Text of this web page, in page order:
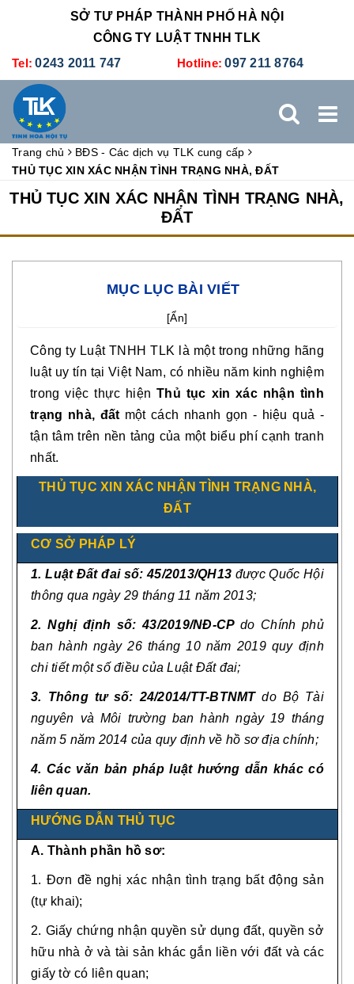
SỞ TƯ PHÁP THÀNH PHỐ HÀ NỘI
CÔNG TY LUẬT TNHH TLK
Tel: 0243 2011 747 Hotline: 097 211 8764
TRANG CHỦ GIỚI THIỆU DỊCH VỤ PHÁP LÝ
XÚC TIẾN THƯƠNG MẠI
BẢNG GIÁ ĐÀO TẠO TUYỂN DỤNG LIÊN HỆ
Trang chủ
BĐS - Các dịch vụ TLK cung cấp
THỦ TỤC XIN XÁC NHẬN TÌNH TRẠNG NHÀ, ĐẤT
THỦ TỤC XIN XÁC NHẬN TÌNH TRẠNG NHÀ,
ĐẤT
MỤC LỤC BÀI VIẾT
[Ẩn]
Công ty LuậtTNHHTLK là một trong những hãng
luật uy tín tại Việt Nam, có nhiều năm kinh nghiệm
trong việc thực hiện Thủ tục xin xác nhận tình
trạng nhà, đất một cách nhanh gọn - hiệu quả -
tận tâm trên nền tảng của một biểu phí cạnh tranh
nhất.
THỦ TỤC XIN XÁC NHẬN TÌNH TRẠNG NHÀ,
ĐẤT
CƠ SỞ PHÁP LÝ
1. Luật Đất đai số: 45/2013/QH13 được Quốc Hội
thông qua ngày 29 tháng 11 năm 2013;
2. Nghị định số: 43/2019/NĐ-CP do Chính phủ
ban hành ngày 26 tháng 10 năm 2019 quy định
chi tiết một số điều của Luật Đất đai;
3. Thông tư số: 24/2014/TT-BTNMTdo Bộ Tài
nguyên và Môi trường ban hành ngày 19 tháng
năm 5 năm 2014 của quy định về hồ sơ địa chính;
4. Các văn bản pháp luật hướng dẫn khác có
liên quan.
HƯỚNG DẪN THỦ TỤC
A. Thành phần hồ sơ:
1. Đơn đề nghị xác nhận tình trạng bất động sản
(tự khai);
2. Giấy chứng nhận quyền sử dụng đất, quyền sở
hữu nhà ở và tài sản khác gắn liền với đất và các
giấy tờ có liên quan;